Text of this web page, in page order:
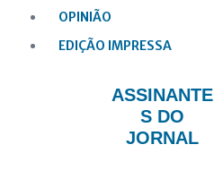
OPINIÃO
EDIÇÃO IMPRESSA
ASSINANTE
S DO
JORNAL